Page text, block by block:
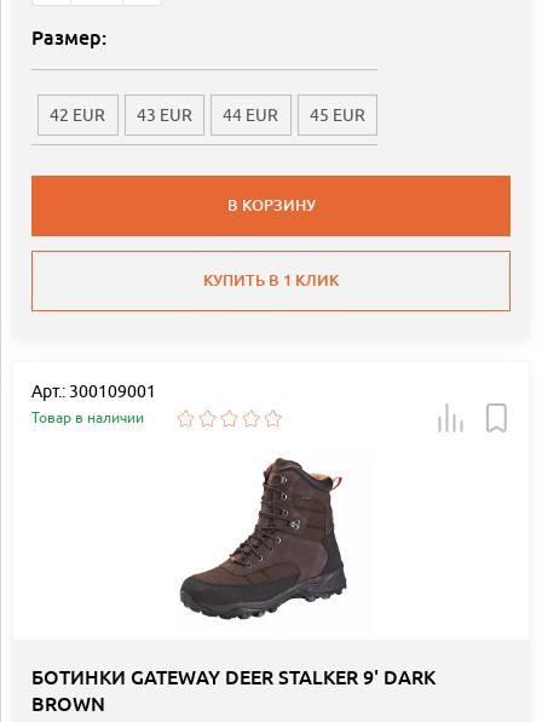
Размер:
42 EUR 43 EUR 44 EUR 45 EUR
В КОРЗИНУ
КУПИТЬ В 1 КЛИК
Арт.: 300109001
Товар в наличии
БОТИНКИ GATEWAY DEER STALKER 9' DARK
BROWN